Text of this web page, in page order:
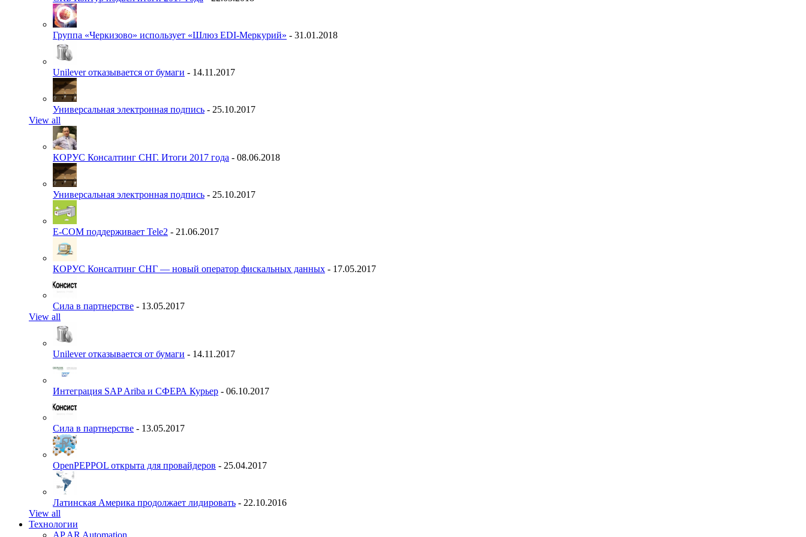
Группа «Черкизово» использует «Шлюз EDI-Меркурий» - 31.01.2018
Unilever отказывается от бумаги - 14.11.2017
Универсальная электронная подпись - 25.10.2017
View all
КОРУС Консалтинг СНГ. Итоги 2017 года - 08.06.2018
Универсальная электронная подпись - 25.10.2017
E-COM поддерживает Tele2 - 21.06.2017
КОРУС Консалтинг СНГ — новый оператор фискальных данных - 17.05.2017
Сила в партнерстве - 13.05.2017
View all
Unilever отказывается от бумаги - 14.11.2017
Интеграция SAP Ariba и СФЕРА Курьер - 06.10.2017
Сила в партнерстве - 13.05.2017
OpenPEPPOL открыта для провайдеров - 25.04.2017
Латинская Америка продолжает лидировать - 22.10.2016
View all
Технологии